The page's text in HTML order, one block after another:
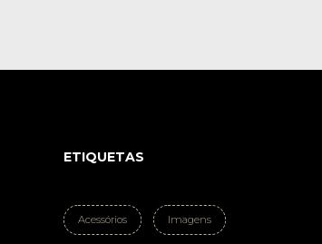
ETIQUETAS
Acessórios Imagens